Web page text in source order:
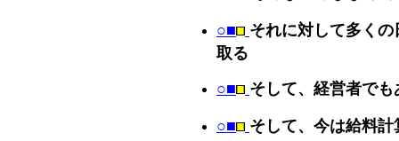
○■ それに対して多く
取る
○■ そして、経営者で
○■ そして、今は給料